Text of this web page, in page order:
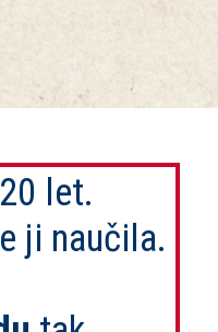
let.
ji naučila.